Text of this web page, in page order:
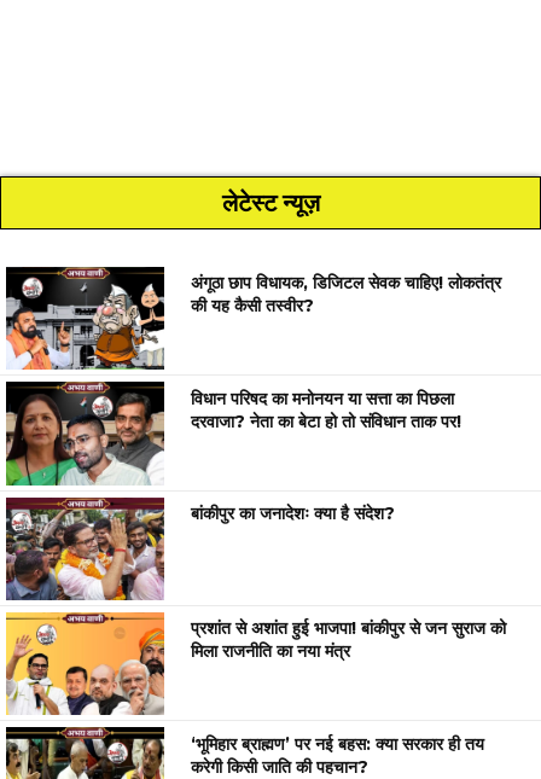
लेटेस्ट न्यूज़
अंगूठा छाप विधायक, डिजिटल सेवक चाहिए! लोकतंत्र
की यह कैसी तस्वीर?
विधान परिषद का मनोनयन या सत्ता का पिछला
दरवाजा? नेता का बेटा हो तो संविधान ताक पर!
बांकीपुर का जनादेशः क्या है संदेश?
प्रशांत से अशांत हुई भाजपा! बांकीपुर से जन सुराज को
मिला राजनीति का नया मंत्र
‘भूमिहार ब्राह्मण’ पर नई बहस: क्या सरकार ही तय
करेगी किसी जाति की पहचान?